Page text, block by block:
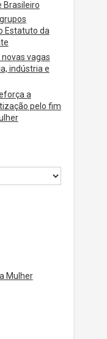
Brasileiro
Estatuto da
vagas
indústria e
a
pelo fim
Mulher